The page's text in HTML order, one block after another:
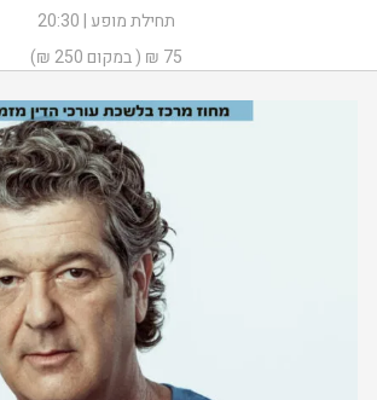
תחילת מופע | 20:30
75 ₪ ( במקום 250 ₪)